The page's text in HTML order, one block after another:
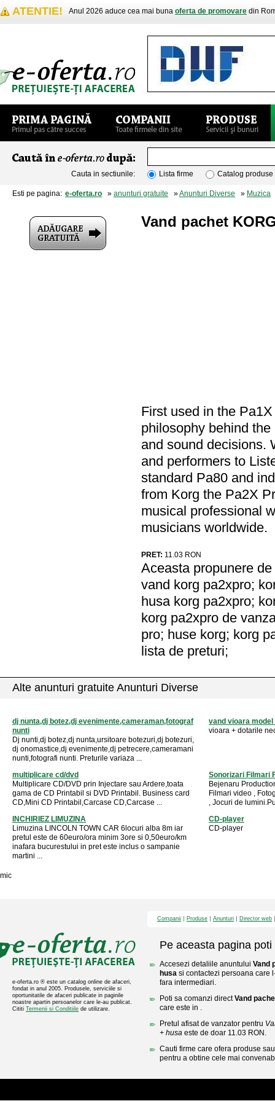
ATENTIE! Anul 2026 aduce cea mai buna oferta de promovare din
Cauta in sectiunile: Lista firme Catalog produse
Esti pe pagina: e-oferta.ro » anunturi gratuite »Anunturi Diverse » Muzica
Vand pachet
First used in the
philosophy behind
and sound decisions.
and performers to
standard Pa80 and
from Korg the Pa2X
musical professional
musicians worldwide.
PRET: 11.03 RON
Aceasta propunere
vand korg pa2xpro;
husa korg pa2xpro;
korg pa2xpro de
pro; huse korg; korg
lista de preturi;
Alte anunturi gratuite Anunturi Diverse
dj nunta,dj botez,dj evenimente,cameraman,fotograf
nunti
Dj nunti,dj botez,dj nunta,ursitoare botezuri,dj botezuri,
dj onomastice,dj evenimente,dj petrecere,cameramani
nunti,fotografi nunti. Preturile variaza ...
vand vioara
vioara + dotarile
multiplicare cd/dvd
Multiplicare CD/DVD prin Injectare sau Ardere,toata
gama de CD Printabil si DVD Printabil. Business card
CD,Mini CD Printabil,Carcase CD,Carcase ...
Sonorizari Filmari
Bejenaru
Filmari video ,
, Jocuri de
INCHIRIEZ LIMUZINA
Limuzina LINCOLN TOWN CAR 6locuri alba 8m iar
pretul este de 60euro/ora minim 3ore si 0,50euro/km
inafara bucurestului in pret este inclus o sampanie
martini ...
CD-player
CD-player
mic
e-oferta.ro ® este un catalog online de afaceri,
fondat in anul 2005. Produsele, serviciile si
oportunitatile de afaceri publicate in paginile
noastre apartin persoanelor care le-au publicat.
Cititi Termenii si Conditiile de utilizare.
Companii Produse Anunturi Director web
Pe aceasta pagina poti
Accesezi detaliile anuntului Vand
husa si contactezi persoana care
fara intermediari.
Poti sa comanzi directVand
care este in .
Pretul afisat de vanzator pentru
+ husa este de doar 11.03 RON.
Cauti firme care ofera produse
pentru a obtine cele mai